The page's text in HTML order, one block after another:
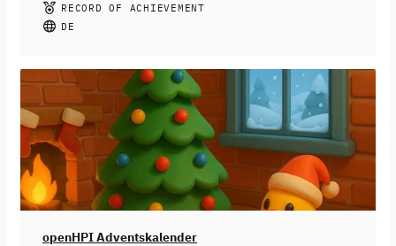
geworden. Von Empfehlungsalgorithmen in sozialen
Medien bis hin zu dem generieren von
können diskriminieren, ausgrenzen und bestehende
Ungerechtigkeiten verstärken. Wir zeigen dir, wie du das
erkennst und was du dagegen tun kannst. Dieser Kurs
richtet sich an Schüler:innen ab der 9. Klasse, aber auch
alle anderen sind herzlichst willkommen.
RECORD OF ACHIEVEMENT
DE
openHPI Adventskalender